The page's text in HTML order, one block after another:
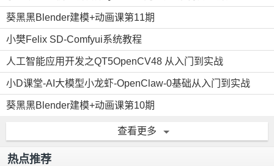
葵黑黑Blender建模+动画课第11期
小樊Felix SD-Comfyui系统教程
人工智能应用开发之QT5OpenCV48 从入门到实战
小D课堂-AI大模型小龙虾-OpenClaw-0基础从入门到实战
葵黑黑Blender建模+动画课第10期
查看更多
热点推荐